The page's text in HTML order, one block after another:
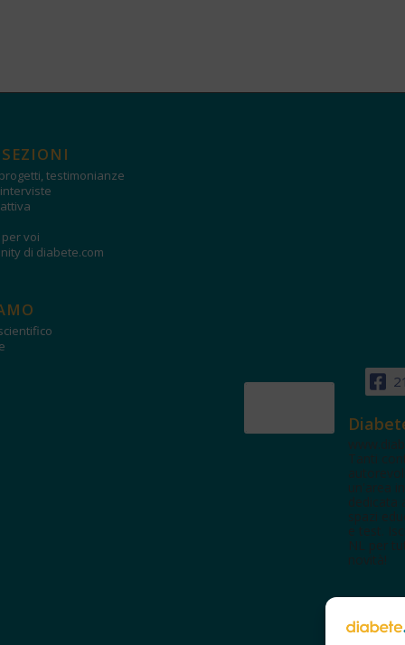
testimonianze
voi
di diabete.com
Tanti
un'area
dedicata
spazi
e test.
NL per
novità!